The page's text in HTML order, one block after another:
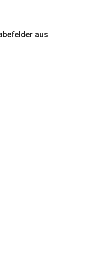
aus